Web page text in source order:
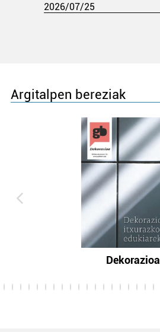
2026/07/25
Argitalpen bereziak
Dekorazioa